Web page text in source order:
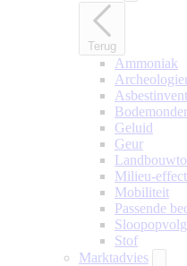
Terug
Ammoniak
Geluid
Geur
Milieu-
Mobiliteit
Passende
Stof
Marktadvies